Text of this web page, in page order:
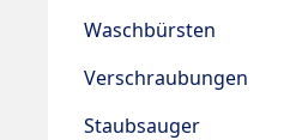
Waschbürsten
Verschraubungen
Staubsauger